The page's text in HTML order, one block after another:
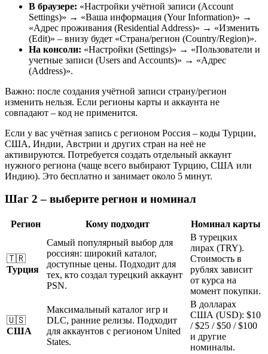
В браузере: «Настройки учётной записи (Account
Settings)» → «Ваша информация (Your Information)» →
«Адрес проживания (Residential Address)» → «Изменить
(Edit)» – внизу будет «Страна/регион (Country/Region)».
На консоли: «Настройки (Settings)» → «Пользователи и
учетные записи (Users and Accounts)» → «Адрес
(Address)».
Важно: после создания учётной записи страну/регион
изменить нельзя. Если регионы карты и аккаунта не
совпадают – код не применится.
Если у вас учётная запись с регионом Россия – коды Турции,
США, Индии, Австрии и других стран на неё не
активируются. Потребуется создать отдельный аккаунт
нужного региона (чаще всего выбирают Турцию, США или
Индию). Это бесплатно и занимает около 5 минут.
Шаг 2 – выберите регион и номинал
Регион Кому подходит Номинал карты
🇹🇷
Турция
Самый популярный выбор для
россиян: широкий каталог,
доступные цены. Подходит для
тех, кто создал турецкий аккаунт
PSN.
В турецких
лирах (TRY).
Стоимость в
рублях зависит
от курса на
момент покупки.
🇺🇸
США
Максимальный каталог игр и
DLC, ранние релизы. Подходит
для аккаунтов с регионом United
States.
В долларах
США (USD): $10
/ $25 / $50 / $100
и другие
номиналы.